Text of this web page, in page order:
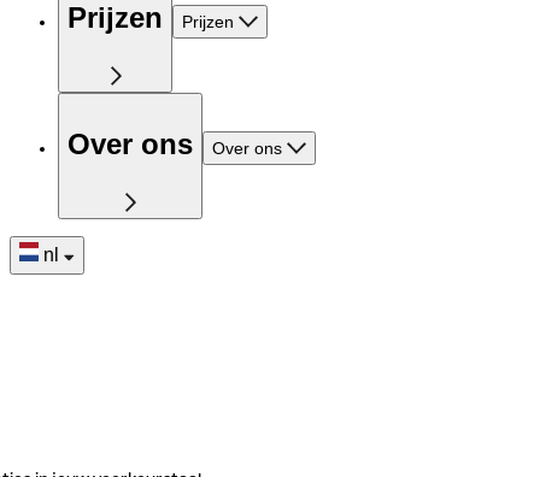
Prijzen Prijzen
Over ons Over ons
nl